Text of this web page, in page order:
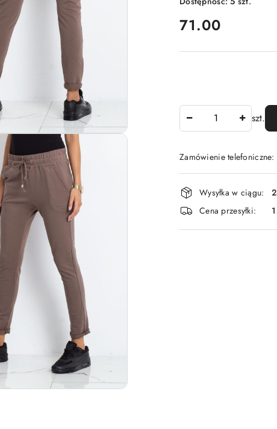
cena:
71.00
szt.
Zamówienie
Dostępność
i
dostawa
Wysyłka w ciągu:
Cena przesyłki: